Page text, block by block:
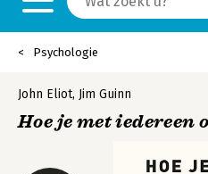
Psychologie
John Eliot, Jim Guinn
Hoe je met iedereen